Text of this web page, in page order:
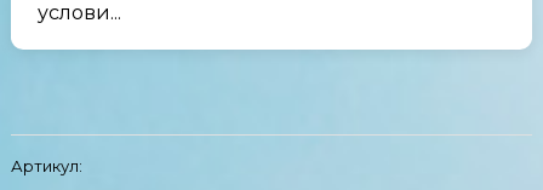
услови...
Артикул: